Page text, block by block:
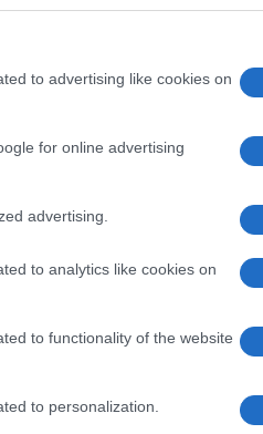
to advertising like cookies on
for online advertising
advertising.
to analytics like cookies on
to functionality of the website
to personalization.
questo è
del
Gli attuali
la nota –
l'età, i livelli di
Per chi ha più
sotto
evento
di nuovi elementi
(che valuta la
più o meno
necessario